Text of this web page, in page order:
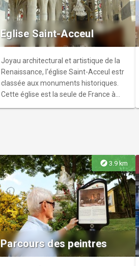
Eglise Saint-Acceul
Joyau architectural et artistique de la
Renaissance, l'église Saint-Acceul estr
classée aux monuments historiques.
Cette église est la seule de France à
explore 3.9 km
Parcours des peintres